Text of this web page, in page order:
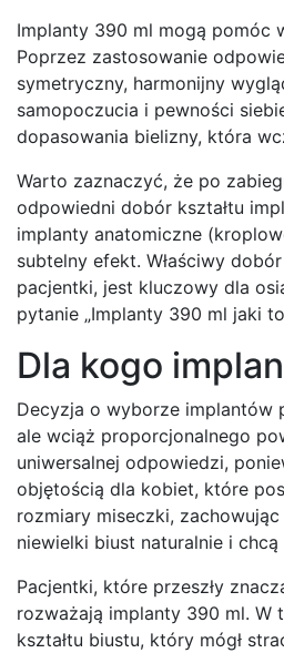
Implanty 390 ml mogą pomóc
Poprzez zastosowanie
symetryczny, harmonijny
samopoczucia i pewności
dopasowania bielizny, która
Warto zaznaczyć, że po
odpowiedni dobór kształtu
implanty anatomiczne
subtelny efekt. Właściwy
pacjentki, jest kluczowy dla
pytanie „Implanty 390 ml jaki
Dla kogo
Decyzja o wyborze implantów
ale wciąż proporcjonalnego
uniwersalnej odpowiedzi,
objętością dla kobiet, które
rozmiary miseczki,
niewielki biust naturalnie i
Pacjentki, które przeszły
rozważają implanty 390 ml. W
kształtu biustu, który mógł